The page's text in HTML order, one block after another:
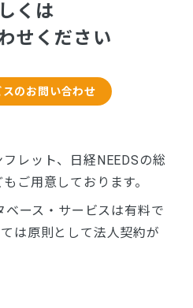
くは
せください
スのお問い合わせ
レット、日経NEEDSの総
ご用意しております。
ベース・サービスは有料で
は原則として法人契約が